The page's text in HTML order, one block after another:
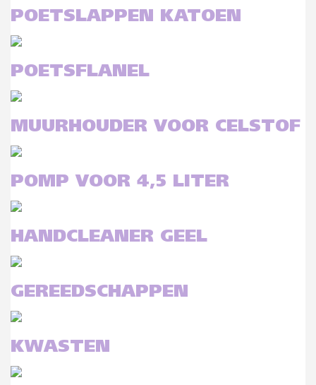
POETSLAPPEN KATOEN
POETSFLANEL
MUURHOUDER VOOR CELSTOF
POMP VOOR 4,5 LITER
HANDCLEANER GEEL
GEREEDSCHAPPEN
KWASTEN